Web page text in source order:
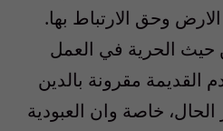
وحق الارتباط بها.
حيث الحرية في العمل
القديمة مقرونة بالدين
خاصة وان العبودية